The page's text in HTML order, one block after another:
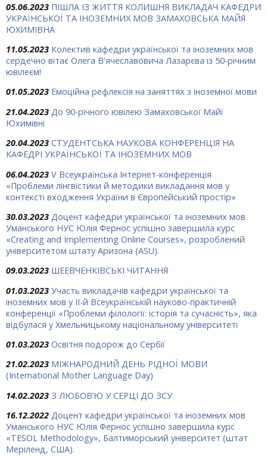
05.06.2023 ПІШЛА ІЗ ЖИТТЯ КОЛИШНЯ ВИКЛАДАЧ КАФЕДРИ
УКРАЇНСЬКОЇ ТА ІНОЗЕМНИХ МОВ ЗАМАХОВСЬКА МАЙЯ
ЮХИМІВНА
11.05.2023 Колектив кафедри української та іноземних мов
сердечно вітає Олега В'ячеславовича Лазарєва із 50-річним
ювілеєм!
01.05.2023 Емоційна рефлексія на заняттях з іноземної мови
21.04.2023 До 90-річного ювілею Замаховської Майї
Юхимівні
20.04.2023 СТУДЕНТСЬКА НАУКОВА КОНФЕРЕНЦІЯ НА
КАФЕДРІ УКРАЇНСЬКОЇ ТА ІНОЗЕМНИХ МОВ
06.04.2023 V Всеукраїнська Інтернет-конференція
«Проблеми лінгвістики й методики викладання мов у
контексті входження України в Європейський простір»
30.03.2023 Доцент кафедри української та іноземних мов
Уманського НУС Юлія Фернос успішно завершила курс
«Creating and Implementing Online Courses», розроблений
університетом штату Аризона (ASU).
09.03.2023 ШЕЕВЧЕНКІВСЬКІ ЧИТАННЯ
01.03.2023 Участь викладачів кафедри української та
іноземних мов у ІІ-й Всеукраїнській науково-практичній
конференції «Проблеми філології: історія та сучасність», яка
відбулася у Хмельницькому національному університеті
01.03.2023 Освітня подорож до Сербії
21.02.2023 МІЖНАРОДНИЙ ДЕНЬ РІДНОЇ МОВИ
(International Mother Language Day)
14.02.2023 З ЛЮБОВ’Ю У СЕРЦІ ДО ЗСУ
16.12.2022 Доцент кафедри української та іноземних мов
Уманського НУС Юлія Фернос успішно завершила курс
«TESOL Methodology», Балтиморський університет (штат
Меріленд, США).